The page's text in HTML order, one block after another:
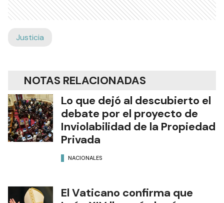
Justicia
NOTAS RELACIONADAS
Lo que dejó al descubierto el
debate por el proyecto de
Inviolabilidad de la Propiedad
Privada
NACIONALES
El Vaticano confirma que